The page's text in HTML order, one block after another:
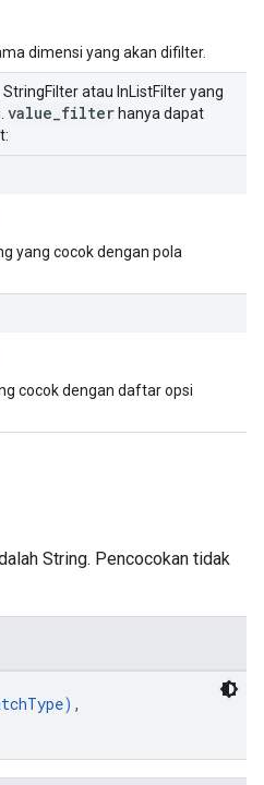
dimensi yang akan difilter.
. StringFilter atau InListFilter yang
value filter hanya dapat
yang cocok dengan pola
cocok dengan daftar opsi
String. Pencocokan tidak
) ,